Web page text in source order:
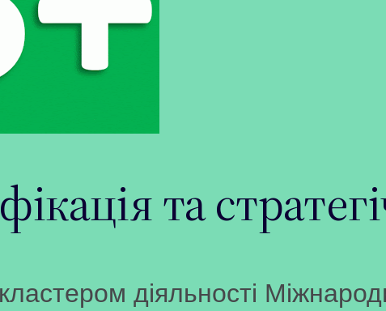
та
діяльності